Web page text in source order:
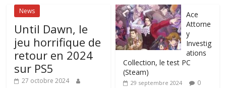
News
Until Dawn, le
jeu horrifique de
retour en 2024
sur PS5
27 octobre 2024
Ace
Attorne
y
Investig
ations
Collection, le test PC
(Steam)
29 septembre 2024 0